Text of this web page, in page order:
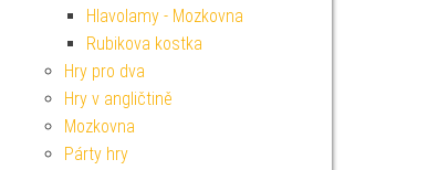
Hlavolamy - Mozkovna
Rubikova kostka
Hry pro dva
Hry v angličtině
Mozkovna
Párty hry